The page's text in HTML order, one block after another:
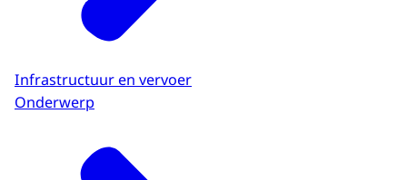
Infrastructuur en vervoer
Onderwerp